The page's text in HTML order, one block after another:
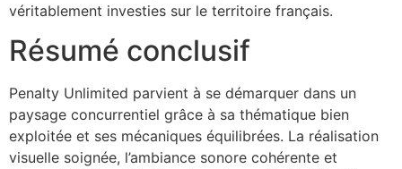
véritablement investies sur le territoire français.
Résumé conclusif
Penalty Unlimited parvient à se démarquer dans un
paysage concurrentiel grâce à sa thématique bien
exploitée et ses mécaniques équilibrées. La réalisation
visuelle soignée, l’ambiance sonore cohérente et